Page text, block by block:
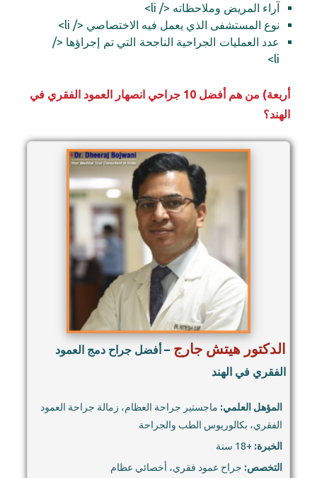
آراء المريض وملاحظاته </ li>
نوع المستشفى الذي يعمل فيه الاختصاصي </ li>
عدد العمليات الجراحية الناجحة التي تم إجراؤها </
li>
أربعة) من هم أفضل 10 جراحي انصهار العمود الفقري في
الهند؟
الدكتور هيتش جارج – أفضل جراح دمج العمود
الفقري في الهند
المؤهل العلمي: ماجستير جراحة العظام، زمالة جراحة العمود
الفقري، بكالوريوس الطب والجراحة
الخبرة: +18 سنة
التخصص: جراح عمود فقري، أخصائي عظام